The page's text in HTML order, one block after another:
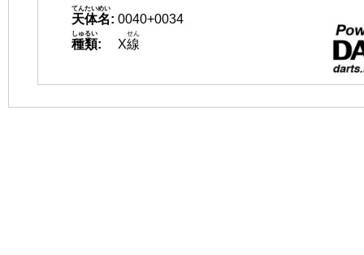
天体名
てんたいめい
: 0040+0034
種類
しゅるい
: X線
せん